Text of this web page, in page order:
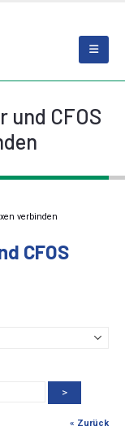
und CFOS
verbinden
CFOS
>
« Zurück